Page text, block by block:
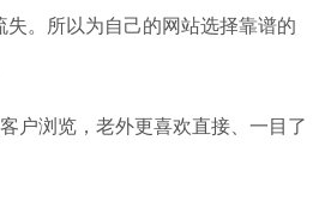
失。所以为自己的网站选择靠谱的
户浏览，老外更喜欢直接、一目了